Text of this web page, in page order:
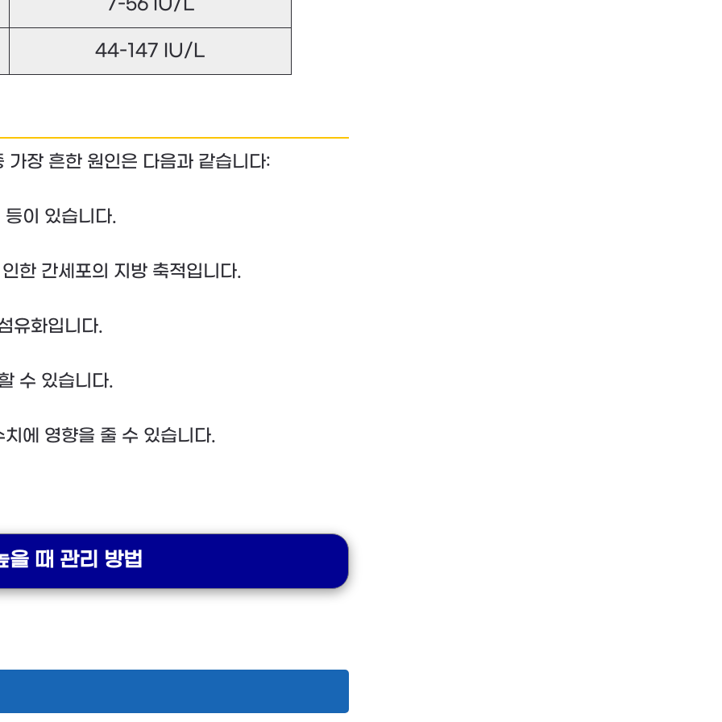
44-147 IU/L
장 흔한 원인은 다음과 같습니다:
이 있습니다.
한 간세포의 지방 축적입니다.
유화입니다.
수 있습니다.
에 영향을 줄 수 있습니다.
👉간 수치가 높을 때 관리 방법